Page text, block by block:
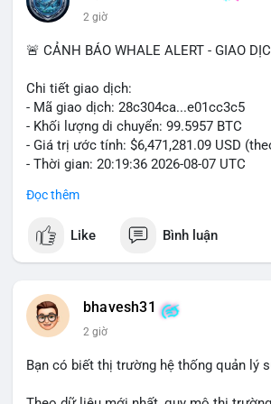
2 giờ
🚨 CẢNH BÁO WHALE ALERT - GIAO
Chi tiết giao dịch:
- Mã giao dịch: 28c304ca...e01cc3c5
- Khối lượng di chuyển: 99.5957 BTC
- Giá trị ước tính: $6,471,281.09 USD
- Thời gian: 20:19:36 2026-08-07 UTC
Nhận định phân tích: Khối lượng 99.6
thường gặp ở hai kịch bản: cá voi nạp
hoặc chuyển sang ví lạnh nhằm tích
BTC vào ví nóng sàn, khả năng cao là
hoạt động, đó là tín hiệu gom hàng chiến
tránh hành động theo cảm xúc. Xác
Đọc thêm
Like Bình luận
bhavesh31
2 giờ
Bạn có biết thị trường hệ thống quản lý